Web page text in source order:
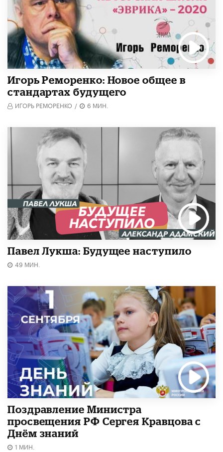
Игорь Реморенко: Новое общее в
стандартах будущего
ИГОРЬ РЕМОРЕНКО / 6 МИН.
Павел Лукша: Будущее наступило
49 МИН.
Поздравление Министра
просвещения РФ Сергея Кравцова с
Днём знаний
1 МИН.